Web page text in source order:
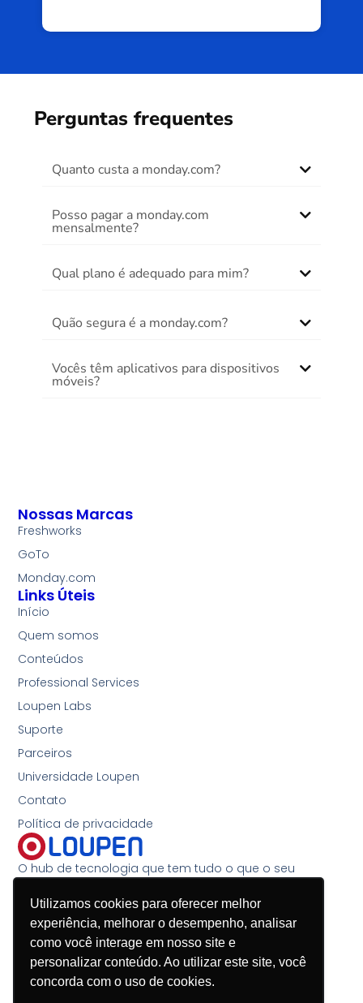
Utilizamos cookies para oferecer melhor
experiência, melhorar o desempenho, analisar
como você interage em nosso site e
personalizar conteúdo. Ao utilizar este site, você
concorda com o uso de cookies.
Perguntas frequentes
Quanto custa a monday.com?
Posso pagar a monday.com
mensalmente?
Qual plano é adequado para mim?
Quão segura é a monday.com?
Vocês têm aplicativos para dispositivos
móveis?
O hub de tecnologia que tem tudo o que o seu
(11) 4200-1124
(45) 3197-9089
contato@loupen.com.br
Segunda à sexta-feira, das 8h30 às 18h
Links Úteis
Início
Quem somos
Conteúdos
Professional Services
Loupen Labs
Suporte
Parceiros
Universidade Loupen
Contato
Política de privacidade
Nossas Marcas
Freshworks
GoTo
Monday.com